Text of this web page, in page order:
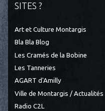
SITES ?
Art et Culture Montargis
Bla Bla Blog
Les Cramés de la Bobine
Les Tanneries
AGART d'Amilly
Ville de Montargis / Actualités
Radio C2L